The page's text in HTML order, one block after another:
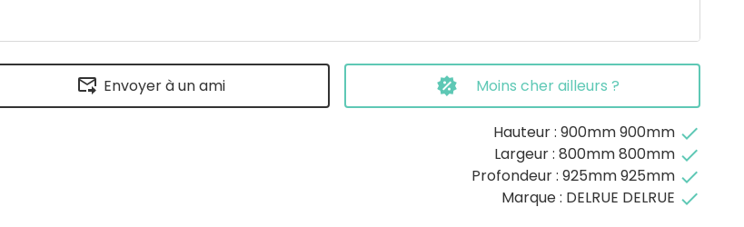
Envoyer à un ami Moins cher ailleurs ?
Hauteur : 900mm 900mm done
Largeur : 800mm 800mm done
Profondeur : 925mm 925mm done
Marque : DELRUE DELRUE done